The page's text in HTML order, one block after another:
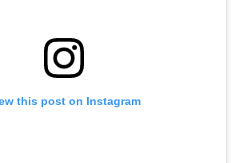
this post on Instagram